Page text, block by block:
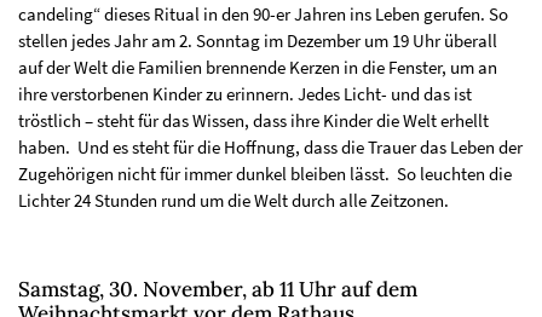
candeling“ dieses Ritual in den 90-er Jahren ins Leben gerufen. So
stellen jedes Jahr am 2. Sonntag im Dezember um 19 Uhr überall
auf der Welt die Familien brennende Kerzen in die Fenster, um an
ihre verstorbenen Kinder zu erinnern. Jedes Licht- und das ist
tröstlich – steht für das Wissen, dass ihre Kinder die Welt erhellt
haben. Und es steht für die Hoffnung, dass die Trauer das Leben der
Zugehörigen nicht für immer dunkel bleiben lässt. So leuchten die
Lichter 24 Stunden rund um die Welt durch alle Zeitzonen.
Samstag, 30. November, ab 11 Uhr auf dem